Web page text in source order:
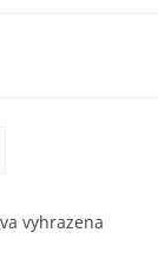
vyhrazena